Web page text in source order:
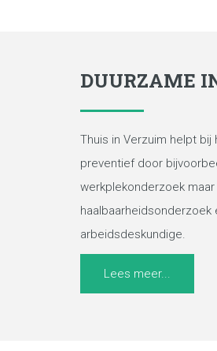
DUURZAME
Thuis in Verzuim helpt
preventief door
werkplekonderzoek
arbeidsdeskundige.
Lees meer...